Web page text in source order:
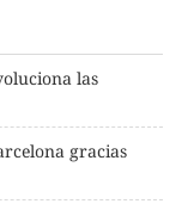
las
gracias